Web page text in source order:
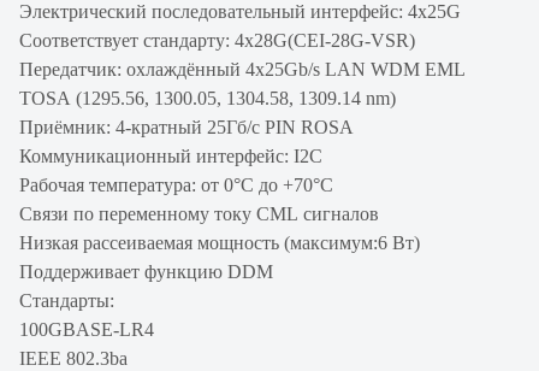
Электрический последовательный интерфейс: 4x25G
Соответствует стандарту: 4x28G(CEI-28G-VSR)
Передатчик: охлаждённый 4x25Gb/s LAN WDM EML
TOSA (1295.56, 1300.05, 1304.58, 1309.14 nm)
Приёмник: 4-кратный 25Гб/с PIN ROSA
Коммуникационный интерфейс: I2C
Рабочая температура: от 0°C до +70°C
Связи по переменному току CML сигналов
Низкая рассеиваемая мощность (максимум:6 Вт)
Поддерживает функцию DDM
Стандарты:
100GBASE-LR4
IEEE 802.3ba